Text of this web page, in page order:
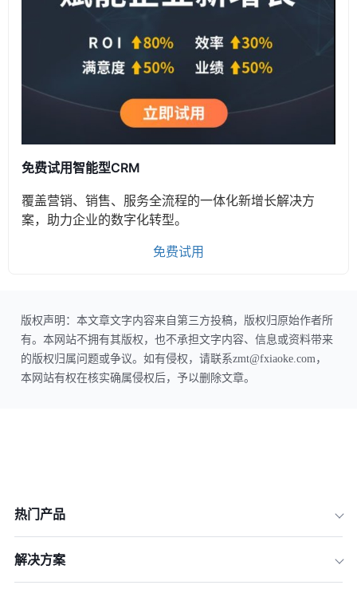
免费试用智能型CRM
覆盖营销、销售、服务全流程的一体化新增长解决方
案，助力企业的数字化转型。
免费试用
版权声明：本文章文字内容来自第三方投稿，版权归原始作者所
有。本网站不拥有其版权，也不承担文字内容、信息或资料带来
的版权归属问题或争议。如有侵权，请联系zmt@fxiaoke.com，
本网站有权在核实确属侵权后，予以删除文章。
热门产品
解决方案